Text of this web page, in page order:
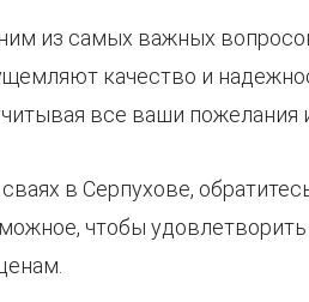
из самых важных
качество и
все ваши пожелания
в Серпухове,
чтобы